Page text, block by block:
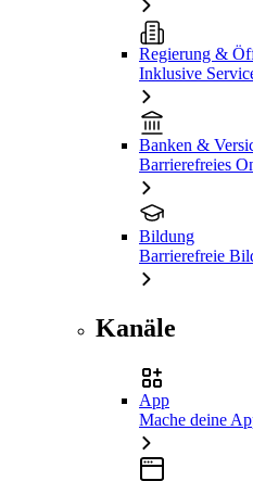
Regierung &
Inklusive
Banken &
Barrierefreies
Bildung
Barrierefreie
Kanäle
App
Mache deine